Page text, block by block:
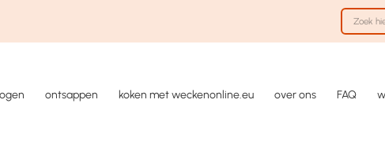
ontsappen koken met weckenonline.eu over ons FAQ